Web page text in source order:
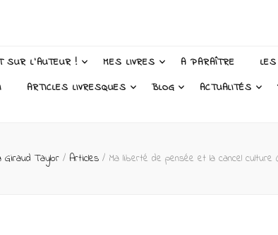
SUR L’AUTEUR ! MES LIVRES A PARAÎTRE
ARTICLES LIVRESQUES BLOG ACTUALITÉS
Taylor / Articles / Ma liberté de pensée et la cancel culture